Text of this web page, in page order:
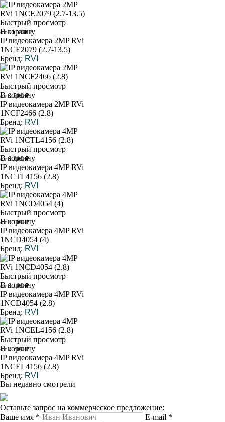
Быстрый просмотр
В корзину
от 11 300 ₽
IP видеокамера 2MP RVi
1NCE2079 (2.7-13.5)
Бренд: RVI
Быстрый просмотр
В корзину
от 9 500 ₽
IP видеокамера 2MP RVi
1NCF2466 (2.8)
Бренд: RVI
Быстрый просмотр
В корзину
от 8 300 ₽
IP видеокамера 4MP RVi
1NCTL4156 (2.8)
Бренд: RVI
Быстрый просмотр
В корзину
от 8 100 ₽
IP видеокамера 4MP RVi
1NCD4054 (4)
Бренд: RVI
Быстрый просмотр
В корзину
от 8 100 ₽
IP видеокамера 4MP RVi
1NCD4054 (2.8)
Бренд: RVI
Быстрый просмотр
В корзину
от 7 700 ₽
IP видеокамера 4MP RVi
1NCEL4156 (2.8)
Бренд: RVI
Вы недавно смотрели
Оставьте запрос на коммерческое предложение:
Ваше имя * E-mail *